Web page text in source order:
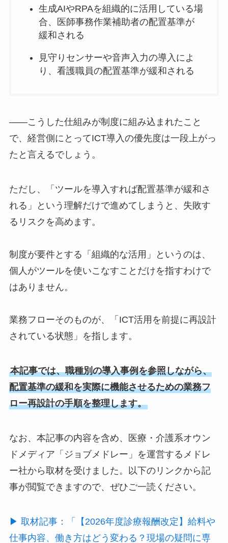
生成AIやRPAを組織的に活用している場
合、医師事務作業補助者の配置基準が
緩和される
見守りセンサーや音声入力の導入によ
り、看護職員の配置基準が緩和される
——こうした仕組みが制度に組み込まれたこと
で、経営側にとってICT導入の優先度は一段上がっ
たと言えるでしょう。
ただし、「ツールを導入すれば配置基準が緩和さ
れる」という理解だけで進めてしまうと、失敗す
るリスクを高めます。
制度が要件とする「組織的な活用」というのは、
個人がツールを使いこなすことだけを指すわけで
はありません。
業務フローそのものが、「ICT活用を前提に再設計
されている状態」を指します。
本記事では、職種別の導入事例を参照しながら、
配置基準の緩和を実際に機能させるための業務フ
ロー再設計の手順を整理します。
なお、本記事の内容を含め、医療・介護系オウン
ドメディア「ジョブメドレー」を運営するメドレ
ー社から取材を受けました。以下のリンクから記
事が閲覧できますので、ぜひご一読ください。
▶ 取材記事：「【2026年度診療報酬改定】給料や
仕事内容、働き方はどう変わる？現場の疑問に専